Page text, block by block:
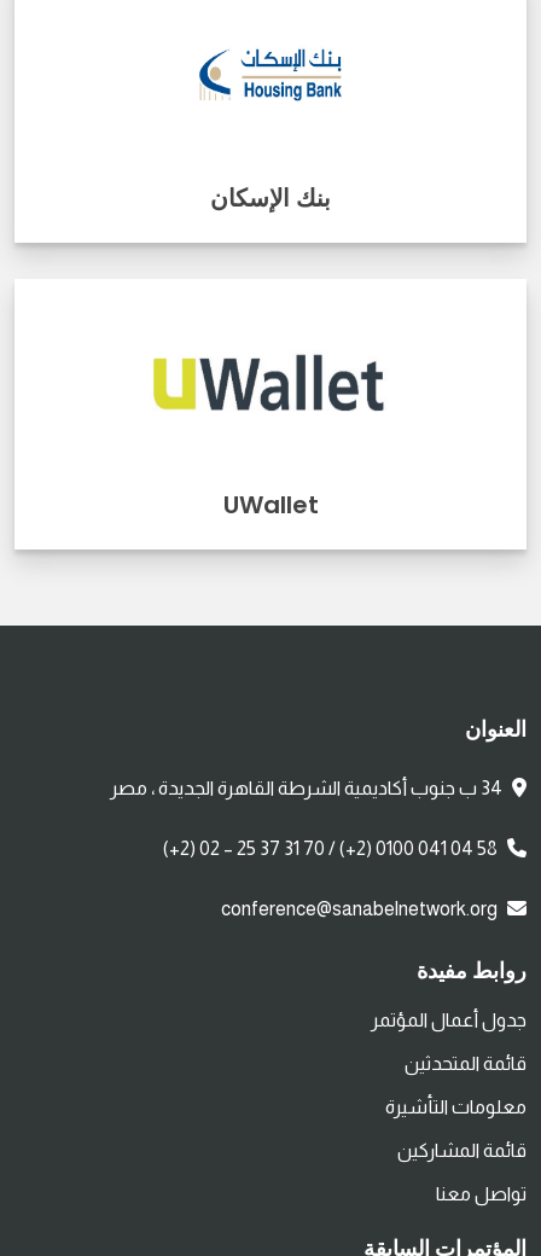
بنك الإسكان
UWallet
العنوان
34 ب جنوب أكاديمية الشرطة القاهرة الجديدة ، مصر
(+2) 02 – 25 37 31 70 / (+2) 0100 041 04 58
conference@sanabelnetwork.org
روابط مفيدة
جدول أعمال المؤتمر
قائمة المتحدثين
معلومات التأشيرة
قائمة المشاركين
تواصل معنا
المؤتمرات السابقة